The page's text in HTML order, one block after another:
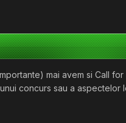
mai avem si Call
concurs sau a aspectelor